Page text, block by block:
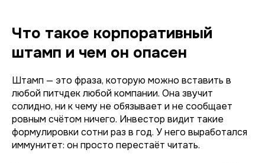
Что такое корпоративный
штамп и чем он опасен
Штамп — это фраза, которую можно вставить в
любой питчдек любой компании. Она звучит
солидно, ни к чему не обязывает и не сообщает
ровным счётом ничего. Инвестор видит такие
формулировки сотни раз в год. У него выработался
иммунитет: он просто перестаёт читать.